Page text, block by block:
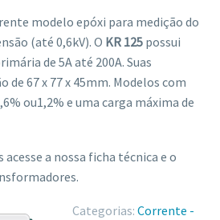
modelo epóxi para medição do
(até 0,6kV). O KR 125 possui
de 5A até 200A. Suas
de 67 x 77 x 45mm. Modelos com
ou1,2% e uma carga máxima de
a nossa ficha técnica e o
Categorias: Corrente -